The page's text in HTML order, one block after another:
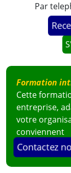
Par
Formation
Cette
entreprise,
votre
conviennent
Contactez